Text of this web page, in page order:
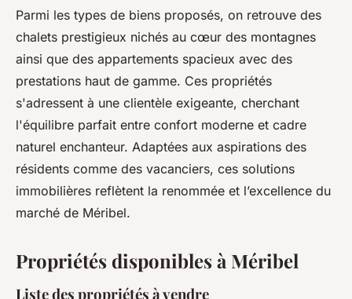
Parmi les types de biens proposés, on retrouve des
chalets prestigieux nichés au cœur des montagnes
ainsi que des appartements spacieux avec des
prestations haut de gamme. Ces propriétés
s'adressent à une clientèle exigeante, cherchant
l'équilibre parfait entre confort moderne et cadre
naturel enchanteur. Adaptées aux aspirations des
résidents comme des vacanciers, ces solutions
immobilières reflètent la renommée et l’excellence du
marché de Méribel.
Propriétés disponibles à Méribel
Liste des propriétés à vendre